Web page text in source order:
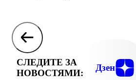
СЛЕДИТЕ ЗА
НОВОСТЯМИ:
Дзен